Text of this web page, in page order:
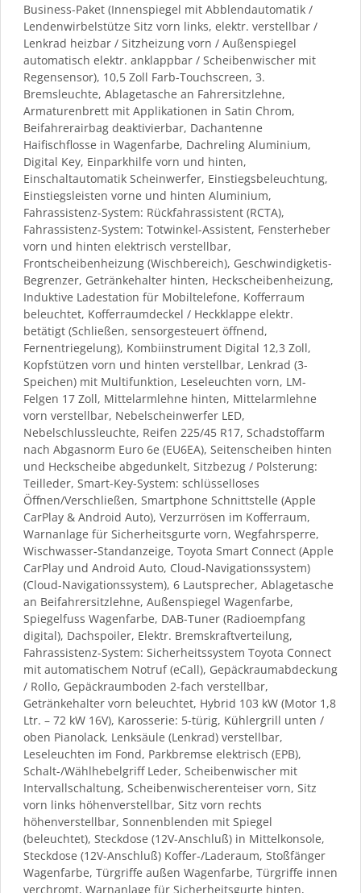
Business-Paket (Innenspiegel mit Abblendautomatik /
Lendenwirbelstütze Sitz vorn links, elektr. verstellbar /
Lenkrad heizbar / Sitzheizung vorn / Außenspiegel
automatisch elektr. anklappbar / Scheibenwischer mit
Regensensor), 10,5 Zoll Farb-Touchscreen, 3.
Bremsleuchte, Ablagetasche an Fahrersitzlehne,
Armaturenbrett mit Applikationen in Satin Chrom,
Beifahrerairbag deaktivierbar, Dachantenne
Haifischflosse in Wagenfarbe, Dachreling Aluminium,
Digital Key, Einparkhilfe vorn und hinten,
Einschaltautomatik Scheinwerfer, Einstiegsbeleuchtung,
Einstiegsleisten vorne und hinten Aluminium,
Fahrassistenz-System: Rückfahrassistent (RCTA),
Fahrassistenz-System: Totwinkel-Assistent, Fensterheber
vorn und hinten elektrisch verstellbar,
Frontscheibenheizung (Wischbereich), Geschwindigketis-
Begrenzer, Getränkehalter hinten, Heckscheibenheizung,
Induktive Ladestation für Mobiltelefone, Kofferraum
beleuchtet, Kofferraumdeckel / Heckklappe elektr.
betätigt (Schließen, sensorgesteuert öffnend,
Fernentriegelung), Kombiinstrument Digital 12,3 Zoll,
Kopfstützen vorn und hinten verstellbar, Lenkrad (3-
Speichen) mit Multifunktion, Leseleuchten vorn, LM-
Felgen 17 Zoll, Mittelarmlehne hinten, Mittelarmlehne
vorn verstellbar, Nebelscheinwerfer LED,
Nebelschlussleuchte, Reifen 225/45 R17, Schadstoffarm
nach Abgasnorm Euro 6e (EU6EA), Seitenscheiben hinten
und Heckscheibe abgedunkelt, Sitzbezug / Polsterung:
Teilleder, Smart-Key-System: schlüsselloses
Öffnen/Verschließen, Smartphone Schnittstelle (Apple
CarPlay & Android Auto), Verzurrösen im Kofferraum,
Warnanlage für Sicherheitsgurte vorn, Wegfahrsperre,
Wischwasser-Standanzeige, Toyota Smart Connect (Apple
CarPlay und Android Auto, Cloud-Navigationssystem)
(Cloud-Navigationssystem), 6 Lautsprecher, Ablagetasche
an Beifahrersitzlehne, Außenspiegel Wagenfarbe,
Spiegelfuss Wagenfarbe, DAB-Tuner (Radioempfang
digital), Dachspoiler, Elektr. Bremskraftverteilung,
Fahrassistenz-System: Sicherheitssystem Toyota Connect
mit automatischem Notruf (eCall), Gepäckraumabdeckung
/ Rollo, Gepäckraumboden 2-fach verstellbar,
Getränkehalter vorn beleuchtet, Hybrid 103 kW (Motor 1,8
Ltr. – 72 kW 16V), Karosserie: 5-türig, Kühlergrill unten /
oben Pianolack, Lenksäule (Lenkrad) verstellbar,
Leseleuchten im Fond, Parkbremse elektrisch (EPB),
Schalt-/Wählhebelgriff Leder, Scheibenwischer mit
Intervallschaltung, Scheibenwischerenteiser vorn, Sitz
vorn links höhenverstellbar, Sitz vorn rechts
höhenverstellbar, Sonnenblenden mit Spiegel
(beleuchtet), Steckdose (12V-Anschluß) in Mittelkonsole,
Steckdose (12V-Anschluß) Koffer-/Laderaum, Stoßfänger
Wagenfarbe, Türgriffe außen Wagenfarbe, Türgriffe innen
verchromt, Warnanlage für Sicherheitsgurte hinten,